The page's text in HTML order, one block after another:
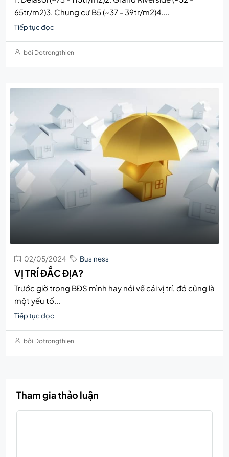
65tr/m2)3. Chung cư B5 (~37 - 39tr/m2)4....
Tiếp tục đọc
bởi Dotrongthien
02/05/2024 Business
VỊ TRÍ ĐẮC ĐỊA?
Trước giờ trong BĐS mình hay nói về cái vị trí, đó cũng là
một yếu tố...
Tiếp tục đọc
bởi Dotrongthien
Tham gia thảo luận